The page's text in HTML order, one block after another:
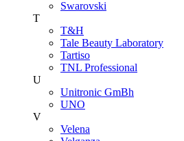
Swarovski
T
T&H
Tale Beauty Laboratory
Tartiso
TNL Professional
U
Unitroniс GmBh
UNO
V
Velena